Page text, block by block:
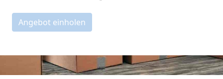
Angebot einholen